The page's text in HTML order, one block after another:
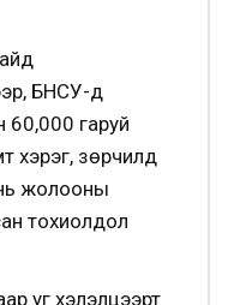
БНСУ-д
гаруй
хэрэг, зөрчилд
жолооны
тохиолдол
уг хэлэлцээрт